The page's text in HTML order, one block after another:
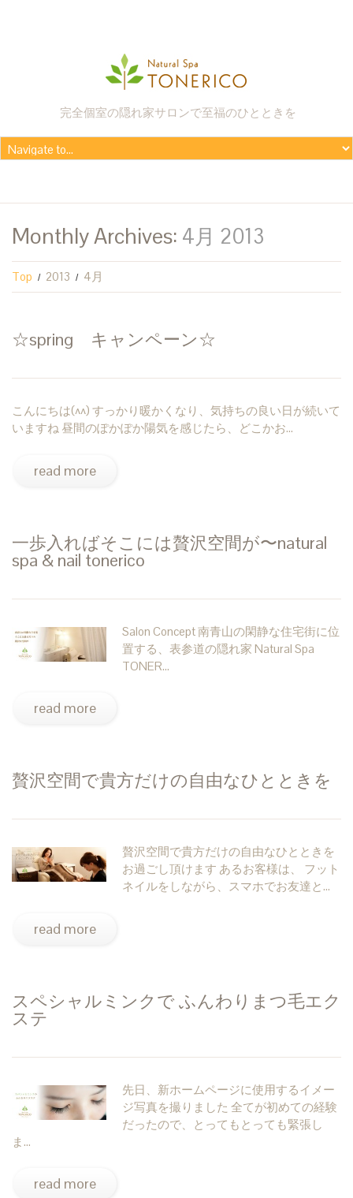
完全個室の隠れ家サロンで至福のひとときを
Monthly Archives: 4月 2013
Top 2013 4月
☆spring キャンペーン☆
こんにちは(^^) すっかり暖かくなり、気持ちの良い日が続いて
いますね 昼間のぽかぽか陽気を感じたら、どこかお…
read more
一歩入ればそこには贅沢空間が〜natural
spa & nail tonerico
Salon Concept 南青山の閑静な住宅街に位
置する、表参道の隠れ家 Natural Spa
TONER…
read more
贅沢空間で貴方だけの自由なひとときを
贅沢空間で貴方だけの自由なひとときを
お過ごし頂けます あるお客様は、 フット
ネイルをしながら、スマホでお友達と…
read more
スペシャルミンクで ふんわりまつ毛エク
ステ
先日、新ホームページに使用するイメー
ジ写真を撮りました 全てが初めての経験
だったので、とってもとっても緊張し
ま…
read more